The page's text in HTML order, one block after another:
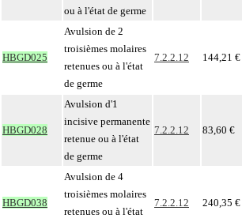
ou à l'état de germe
HBGD025
Avulsion de 2
troisièmes molaires
retenues ou à l'état
de germe
7.2.2.12 144,21 €
HBGD028
Avulsion d'1
incisive permanente
retenue ou à l'état
de germe
7.2.2.12 83,60 €
HBGD038
Avulsion de 4
troisièmes molaires
retenues ou à l'état
7.2.2.12 240,35 €